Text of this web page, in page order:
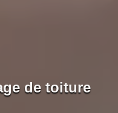
de toiture